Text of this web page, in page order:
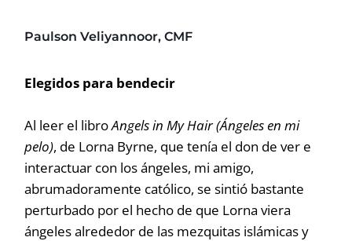
Paulson Veliyannoor, CMF
Elegidos para bendecir
Al leer el libroAngels in My Hair (Ángeles en mi
pelo), de Lorna Byrne, que tenía el don de ver e
interactuar con los ángeles, mi amigo,
abrumadoramente católico, se sintió bastante
perturbado por el hecho de que Lorna viera
ángeles alrededor de las mezquitas islámicas y